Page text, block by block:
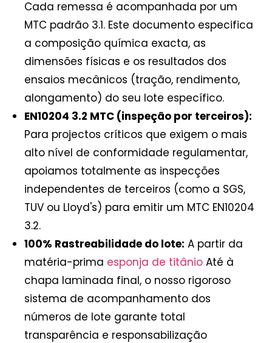
Cada remessa é acompanhada por um
MTC padrão 3.1. Este documento especifica
a composição química exacta, as
dimensões físicas e os resultados dos
ensaios mecânicos (tração, rendimento,
alongamento) do seu lote específico.
EN10204 3.2 MTC (inspeção por terceiros):
Para projectos críticos que exigem o mais
alto nível de conformidade regulamentar,
apoiamos totalmente as inspecções
independentes de terceiros (como a SGS,
TUV ou Lloyd's) para emitir um MTC EN10204
3.2.
100% Rastreabilidade do lote: A partir da
matéria-prima esponja de titânio Até à
chapa laminada final, o nosso rigoroso
sistema de acompanhamento dos
números de lote garante total
transparência e responsabilização